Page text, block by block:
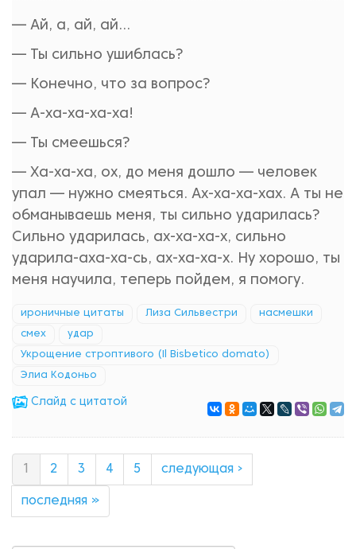
— Ай, а, ай, ай...
— Ты сильно ушиблась?
— Конечно, что за вопрос?
— А-ха-ха-ха-ха!
— Ты смеешься?
— Ха-ха-ха, ох, до меня дошло — человек
упал — нужно смеяться. Ах-ха-ха-хах. А ты не
обманываешь меня, ты сильно ударилась?
Сильно ударилась, ах-ха-ха-х, сильно
ударила-аха-ха-сь, ах-ха-ха-х. Ну хорошо, ты
меня научила, теперь пойдем, я помогу.
ироничные цитаты Лиза Сильвестри насмешки
смех удар
Укрощение строптивого (Il Bisbetico domato)
Элиа Кодоньо
Cлайд с цитатой
2 3 4 5 следующая ›
последняя »